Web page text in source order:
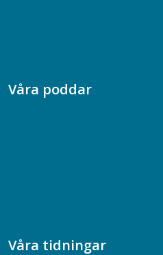
Våra poddar
Våra tidningar